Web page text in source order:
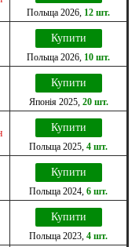
Польща 2026 12 шт.
Купити
Польща 2026 10 шт.
Купити
Японія2025, 20 шт.
Купити
Польща 2025 4 шт.
Купити
Польща 2024 6 шт.
Купити
Польща 2023 4 шт.